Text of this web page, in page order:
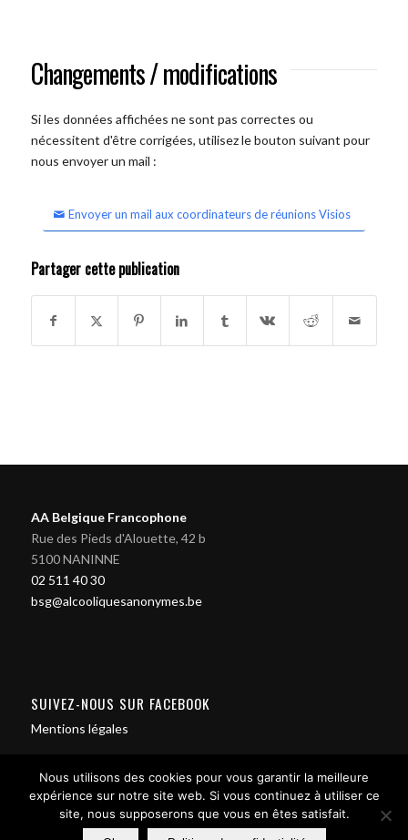
Changements / modifications
Si les données affichées ne sont pas correctes ou
nécessitent d'être corrigées, utilisez le bouton suivant pour
nous envoyer un mail :
Envoyer un mail aux coordinateurs de réunions Visios
Partager cette publication
AA Belgique Francophone
Rue des Pieds d'Alouette, 42 b
5100 NANINNE
02 511 40 30
bsg@alcooliquesanonymes.be
SUIVEZ-NOUS SUR FACEBOOK
Mentions légales
Nous utilisons des cookies pour vous garantir la meilleure
expérience sur notre site web. Si vous continuez à utiliser ce
site, nous supposerons que vous en êtes satisfait.
Contact us